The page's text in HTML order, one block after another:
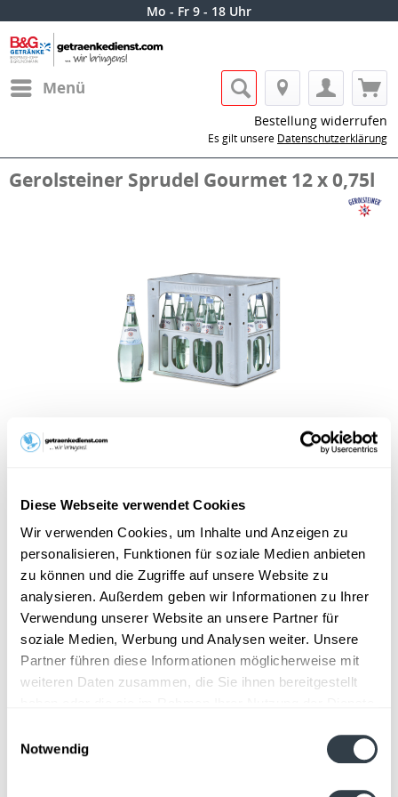
Diese Webseite verwendet Cookies
Wir verwenden Cookies, um Inhalte und Anzeigen zu
personalisieren, Funktionen für soziale Medien anbieten
zu können und die Zugriffe auf unsere Website zu
analysieren. Außerdem geben wir Informationen zu Ihrer
Verwendung unserer Website an unsere Partner für
soziale Medien, Werbung und Analysen weiter. Unsere
Partner führen diese Informationen möglicherweise mit
weiteren Daten zusammen, die Sie ihnen bereitgestellt
Notwendig
Mo - Fr 9 - 18 Uhr
Menü
Bestellung widerrufen
Es gilt unsere Datenschutzerklärung
Gerolsteiner Sprudel Gourmet 12 x 0,75l
12,99 € *
Vorrätig
MEHRWEG
+3,30 € Pfand
In denWarenkorb
Hinzugefügt
Artikel-Nr.: 25903